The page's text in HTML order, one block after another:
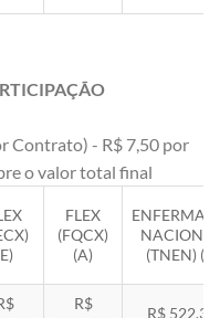
Contrato) - R$ 7,50 por
o valor total final
FLEX
(FQCX)
(A)
(TNEN) (E)
R$
R$ 522,33